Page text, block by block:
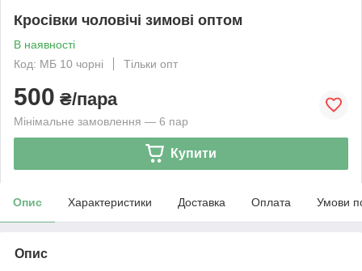
Кросівки чоловічі зимові оптом
В наявності
Код: МБ 10 чорні
Тільки опт
500 ₴/пара
Мінімальне замовлення — 6 пар
Купити
Опис Характеристики Доставка Оплата Умови
Опис